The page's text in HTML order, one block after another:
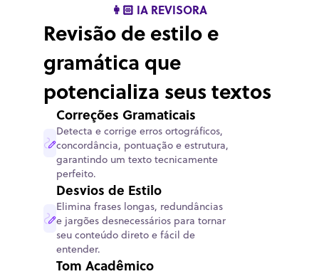
👩🏻 IA REVISORA
Revisão de estilo e
gramática que
potencializa seus textos
Correções Gramaticais
Detecta e corrige erros ortográficos,
concordância, pontuação e estrutura,
garantindo um texto tecnicamente
perfeito.
Desvios de Estilo
Elimina frases longas, redundâncias
e jargões desnecessários para tornar
seu conteúdo direto e fácil de
entender.
Tom Acadêmico